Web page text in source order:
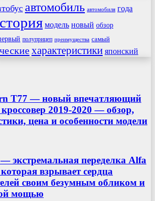
автомобиль автомобиля года
модель новый обзор
полуприцеп преимущества самый
характеристики японский
T77 — новый впечатляющий
2019-2020 — обзор,
цена и особенности модели
экстремальная переделка Alfa
взрывает сердца
своим безумным обликом и
мощью